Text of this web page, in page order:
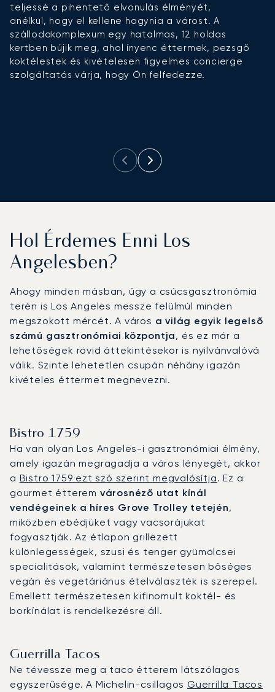
teljessé a pihentető elvonulás élményét,
anélkül, hogy el kellene hagynia a várost. A
szállodakomplexum egy hatalmas, 12 holdas
kertben bújik meg, ahol ínyenc éttermek, pezsgő
koktélestek és kivételesen figyelmes concierge
szolgáltatás várja, hogy Ön felfedezze.
Hol Érdemes Enni Los
Angelesben?
Ahogy minden másban, úgy a csúcsgasztronómia
terén is Los Angeles messze felülmúl minden
megszokott mércét. A város a világ egyik legelső
számú gasztronómiai központja, és ez már a
lehetőségek rövid áttekintésekor is nyilvánvalóvá
válik. Szinte lehetetlen csupán néhány igazán
kivételes éttermet megnevezni.
Bistro 1759
Ha van olyan Los Angeles-i gasztronómiai élmény,
amely igazán megragadja a város lényegét, akkor
a Bistro 1759 ezt szó szerint megvalósítja. Ez a
gourmet étterem városnéző utat kínál
vendégeinek a híres Grove Trolley tetején,
miközben ebédjüket vagy vacsorájukat
fogyasztják. Az étlapon grillezett
különlegességek, szusi és tenger gyümölcsei
specialitások, valamint természetesen bőséges
vegán és vegetáriánus ételválaszték is szerepel.
Emellett természetesen kifinomult koktél- és
borkínálat is rendelkezésre áll.
Guerrilla Tacos
Ne tévessze meg a taco étterem látszólagos
egyszerűsége. A Michelin-csillagosGuerrilla Tacos